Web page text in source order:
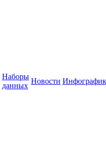
Наборы
данных
Новости